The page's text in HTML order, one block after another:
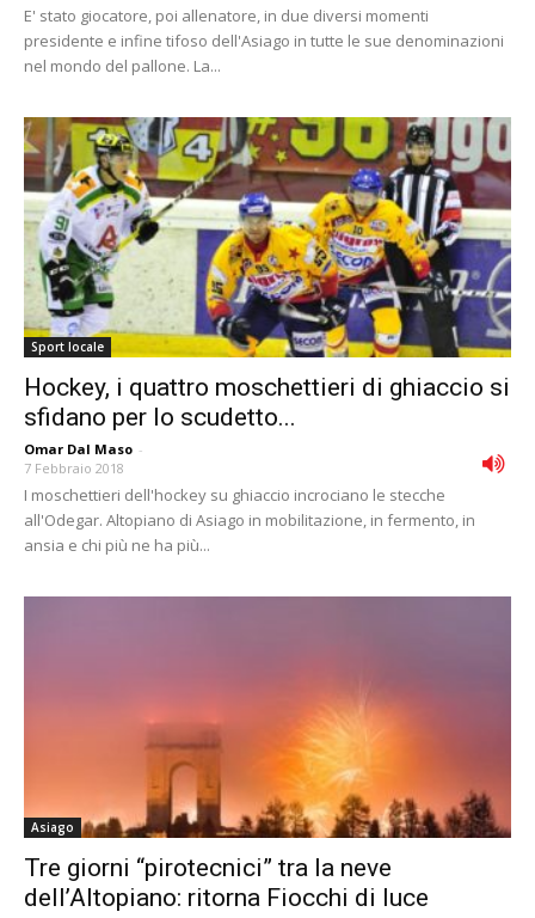
E' stato giocatore, poi allenatore, in due diversi momenti
presidente e infine tifoso dell'Asiago in tutte le sue denominazioni
nel mondo del pallone. La...
Sport locale
Hockey, i quattro moschettieri di ghiaccio si
sfidano per lo scudetto...
Omar Dal Maso -
7 Febbraio 2018
I moschettieri dell'hockey su ghiaccio incrociano le stecche
all'Odegar. Altopiano di Asiago in mobilitazione, in fermento, in
ansia e chi più ne ha più...
Asiago
Tre giorni “pirotecnici” tra la neve
dell’Altopiano: ritorna Fiocchi di luce